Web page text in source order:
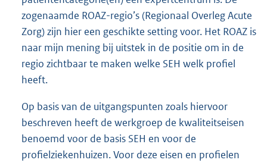
zogenaamde ROAZ-regio’s (Regionaal Overleg Acute
Zorg) zijn hier een geschikte setting voor. Het ROAZ is
naar mijn mening bij uitstek in de positie om in de
regio zichtbaar te maken welke SEH welk profiel
heeft.
Op basis van de uitgangspunten zoals hiervoor
beschreven heeft de werkgroep de kwaliteitseisen
benoemd voor de basis SEH en voor de
profielziekenhuizen. Voor deze eisen en profielen